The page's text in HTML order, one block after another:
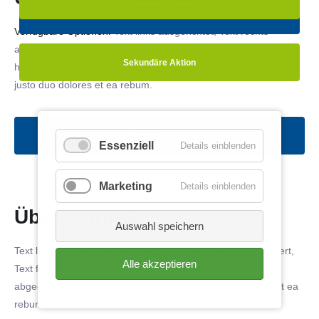
Sekundäre Aktion
Verfügbare Optionen:
ausgerichtet, Text zentriert, Text farblich invertiert, Text farblich
hinterlegt, Hintergrund abgedunkelt. At vero eos et accusam et
justo duo dolores et ea rebum.
Überschrift 2
Text links ausgerichtet, Text rechts ausgerichtet, Text zentriert,
Text farblich invertiert, Text farblich hinterlegt, Hintergrund
abgedunkelt
. At vero eos et accusam et justo duo dolores et ea
rebum.
Essenziell Details einblenden
Marketing Details einblenden
Auswahl speichern
Alle akzeptieren